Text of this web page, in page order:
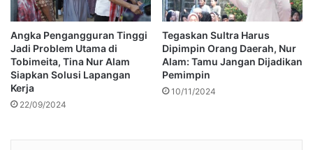
Angka Pengangguran Tinggi
Jadi Problem Utama di
Tobimeita, Tina Nur Alam
Siapkan Solusi Lapangan
Kerja
22/09/2024
Tegaskan Sultra Harus
Dipimpin Orang Daerah, Nur
Alam: Tamu Jangan Dijadikan
Pemimpin
10/11/2024